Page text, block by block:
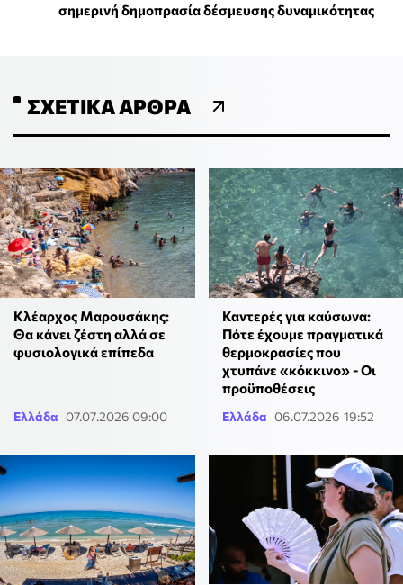
σημερινή δημοπρασία δέσμευσης δυναμικότητας
ΣΧΕΤΙΚΆ ΆΡΘΡΑ
Κλέαρχος Μαρουσάκης:
Θα κάνει ζέστη αλλά σε
φυσιολογικά επίπεδα
Ελλάδα 07.07.2026 09:00
Καντερές για καύσωνα:
Πότε έχουμε πραγματικά
θερμοκρασίες που
χτυπάνε «κόκκινο» - Οι
προϋποθέσεις
Ελλάδα 06.07.2026 19:52